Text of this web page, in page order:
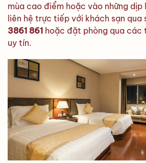
mùa cao điểm hoặc vào những
liên hệ trực tiếp với khách sạn qua
3861 861 hoặc đặt phòng qua các
uy tín.